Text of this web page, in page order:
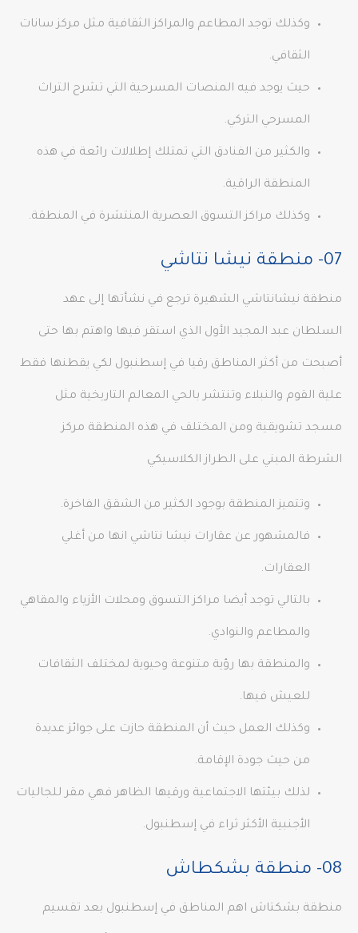
وكذلك توجد المطاعم والمراكز الثقافية مثل مركز سانات
الثقافي.
حيث يوجد فيه المنصات المسرحية التي تشرح التراث
المسرحي التركي.
والكثير من الفنادق التي تمتلك إطلالات رائعة في هذه
المنطقة الراقية.
وكذلك مراكز التسوق العصرية المنتشرة في المنطقة.
07- منطقة نيشا نتاشي
منطقة نيشانتاشي الشهيرة ترجع في نشأتها إلى عهد
السلطان عبد المجيد الأول الذي استقر فيها واهتم بها حتى
أصبحت من أكثر المناطق رقيا في إسطنبول لكي يقطنها فقط
علية القوم والنبلاء وتنتشر بالحي المعالم التاريخية مثل
مسجد تشويقية ومن المختلف في هذه المنطقة مركز
الشرطة المبني على الطراز الكلاسيكي
وتتميز المنطقة بوجود الكثير من الشقق الفاخرة.
فالمشهور عن عقارات نيشا نتاشي انها من أغلي
العقارات.
بالتالي توجد أيضا مراكز التسوق ومحلات الأزياء والمقاهي
والمطاعم والنوادي.
والمنطقة بها رؤية متنوعة وحيوية لمختلف الثقافات
للعيش فيها.
وكذلك العمل حيث أن المنطقة حازت على جوائز عديدة
من حيث جودة الإقامة.
لذلك بيئتها الاجتماعية ورقيها الظاهر فهي مقر للجاليات
الأجنبية الأكثر ثراء في إسطنبول.
08- منطقة بشكطاش
منطقة بشكتاش اهم المناطق في إسطنبول بعد تقسيم